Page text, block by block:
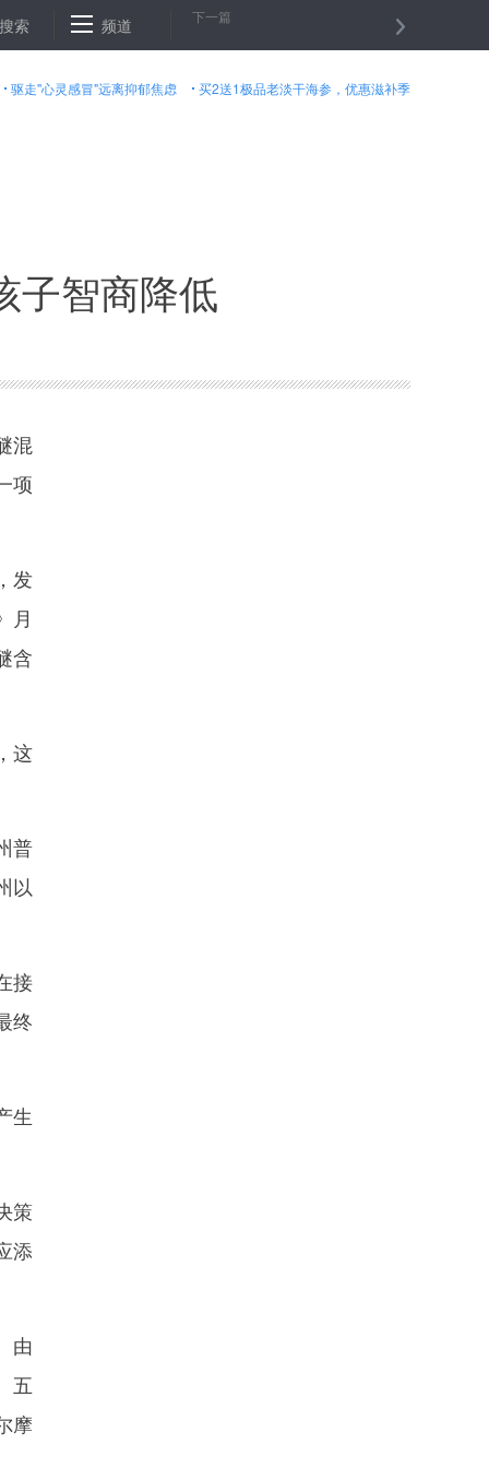
余个肉菜追溯节点 彰显领导核心作用——党的十八大以来全面加
搜索 频道 下一篇
驱走"心灵感冒"远离抑郁焦虑 买2送1极品老淡干海参，优惠滋补季
子智商降低
混
项
发
月
含
这
普
以
接
终
生
策
添
由
五
摩